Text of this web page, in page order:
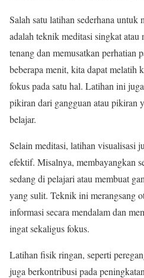
Salah satu latihan sederhana untuk
adalah teknik meditasi singkat
tenang dan memusatkan perhatian
beberapa menit, kita dapat melatih
fokus pada satu hal. Latihan ini
pikiran dari gangguan atau pikiran
belajar.
Selain meditasi, latihan visualisasi
efektif. Misalnya, membayangkan
sedang di pelajari atau membuat
yang sulit. Teknik ini merangsang
informasi secara mendalam dan
ingat sekaligus fokus.
Latihan fisik ringan, seperti
juga berkontribusi pada